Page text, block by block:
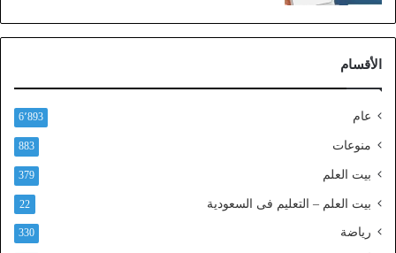
ا
ل
ف
ا
ا
ط
الأقسام
عام 6٬893
منوعات 883
بيت العلم 379
بيت العلم – التعليم فى السعودية 22
رياضة 330